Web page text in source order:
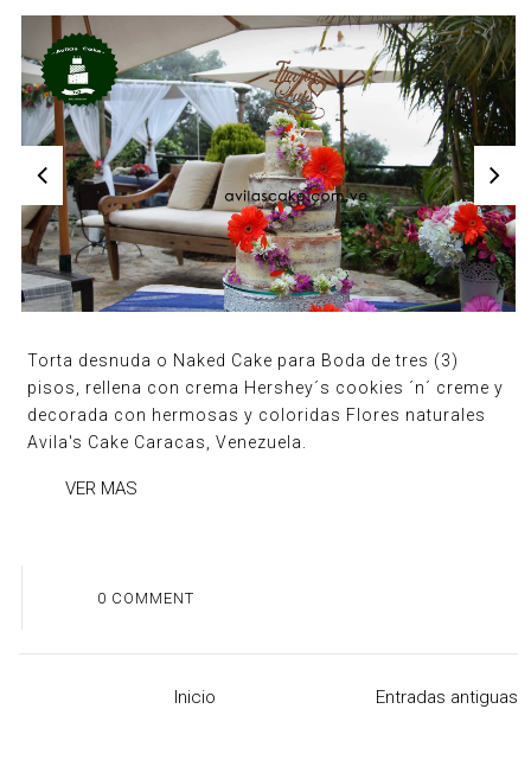
Torta desnuda o Naked Cake para Boda de tres (3)
pisos, rellena con crema Hershey´s cookies ´n´ creme y
decorada con hermosas y coloridas Flores naturales
Avila's Cake Caracas, Venezuela.
VER MAS
0 COMMENT
Entradas antiguas
Inicio